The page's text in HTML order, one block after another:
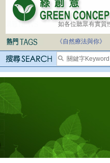
如各位聽眾有實質
《自然療法與你》